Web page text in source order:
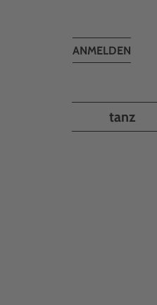
Toggle
ANMELDEN
tanz